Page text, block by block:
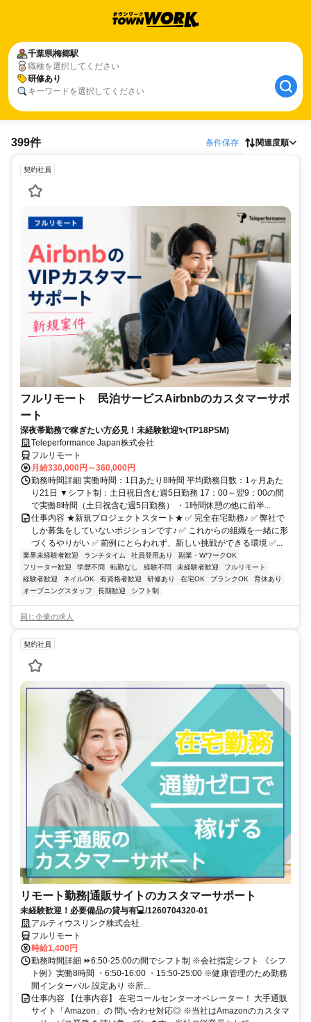
千葉県梅郷駅
職種を選択してください
研修あり
キーワードを選択してください
399件 条件保存 関連度順
契約社員
フルリモート 民泊サービスAirbnbのカスタマーサポ
ート
深夜帯勤務で稼ぎたい方必見！未経験歓迎✨(TP18PSM)
Teleperformance Japan株式会社
フルリモート
月給330,000円～360,000円
勤務時間詳細 実働時間：1日あたり8時間 平均勤務日数：1ヶ月あた
り21日 ▼シフト制：土日祝日含む週5日勤務 17：00～翌9：00の間
で実働8時間（土日祝含む週5日勤務） ・1時間休憩の他に前半...
仕事内容 ★新規プロジェクトスタート★ ✅ 完全在宅勤務♪ ✅ 弊社で
しか募集をしていないポジションです♪ ✅ これからの組織を一緒に形
づくるやりがい ✅ 前例にとらわれず、新しい挑戦ができる環境 ✅...
業界未経験者歓迎 ランチタイム 社員登用あり
副業・WワークOK
フリーター歓迎
学歴不問 転勤なし 経験不問 未経験者歓迎
フルリモート
経験者歓迎
ネイルOK 有資格者歓迎 研修あり 在宅OK ブランクOK
育休あり
オープニングスタッフ
長期歓迎 シフト制
同じ企業の求人
契約社員
リモート勤務|通販サイトのカスタマーサポート
未経験歓迎！必要備品の貸与有💻/1260704320-01
アルティウスリンク株式会社
フルリモート
時給1,400円
勤務時間詳細 ⏩6:50-25:00の間でシフト制 ※会社指定シフト 《シフ
ト例》実働8時間 ・6:50-16:00 ・15:50-25:00 ※健康管理のため勤務
間インターバル 設定あり ※所...
仕事内容 【仕事内容】 在宅コールセンターオペレーター！ 大手通販
サイト「Amazon」の 問い合わせ対応◎ ※当社はAmazonのカスタマ